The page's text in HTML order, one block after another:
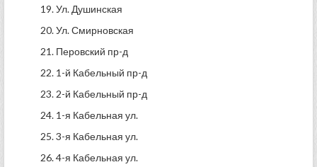
19. Ул. Душинская
20. Ул. Смирновская
21. Перовский пр-д
22. 1-й Кабельный пр-д
23. 2-й Кабельный пр-д
24. 1-я Кабельная ул.
25. 3-я Кабельная ул.
26. 4-я Кабельная ул.